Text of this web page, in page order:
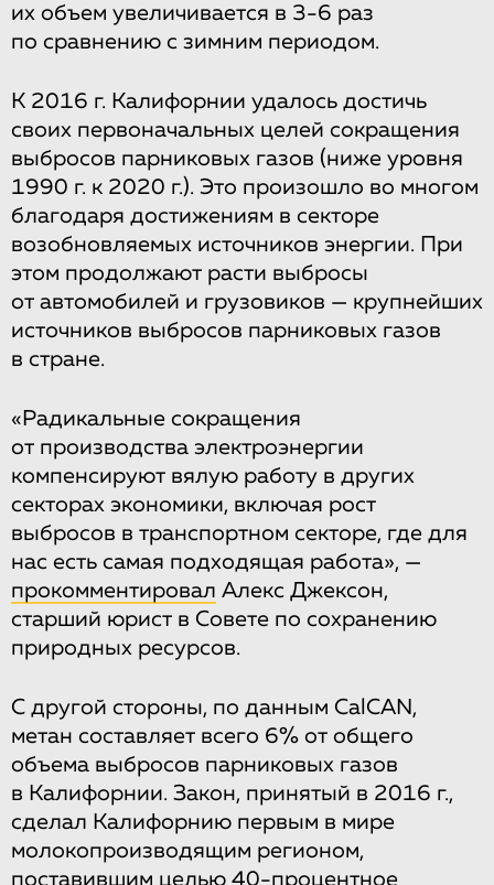
их объем увеличивается в 3-6 раз
по сравнению с зимним периодом.
К 2016 г. Калифорнии удалось достичь
своих первоначальных целей сокращения
выбросов парниковых газов (ниже уровня
1990 г. к 2020 г.). Это произошло во многом
благодаря достижениям в секторе
возобновляемых источников энергии. При
этом продолжают расти выбросы
от автомобилей и грузовиков — крупнейших
источников выбросов парниковых газов
в стране.
«Радикальные сокращения
от производства электроэнергии
компенсируют вялую работу в других
секторах экономики, включая рост
выбросов в транспортном секторе, где для
нас есть самая подходящая работа», —
прокомментировал Алекс Джексон,
старший юрист в Совете по сохранению
природных ресурсов.
С другой стороны, по данным CalCAN,
метан составляет всего 6% от общего
объема выбросов парниковых газов
в Калифорнии. Закон, принятый в 2016 г.,
сделал Калифорнию первым в мире
молокопроизводящим регионом,
поставившим целью 40-процентное